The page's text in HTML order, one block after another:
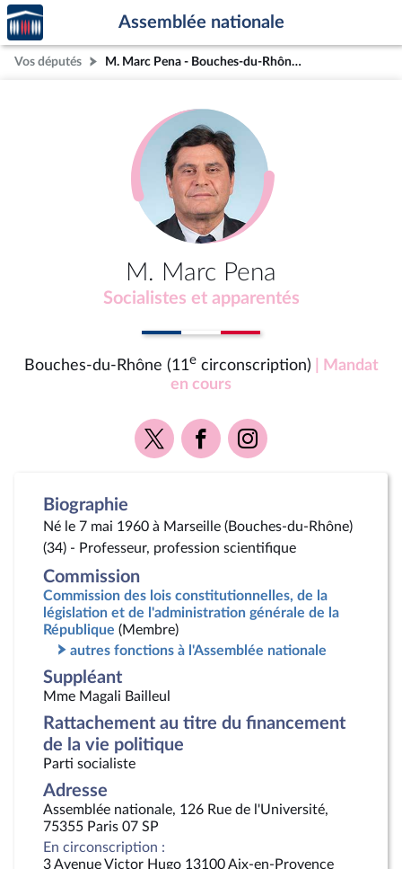
Aller au contenu
Aller en bas de la page
Accèder
à la
page
d'accueil
Assemblée nationale
Vos députés M. Marc Pena - Bouches-du-Rhône (11e circonscription)
M. Marc Pena
Socialistes et apparentés
Bouches-du-Rhône (11ecirconscription)
| Mandat
en cours
Voir
la
Voir
la
Voir
la
Biographie
Né le 7 mai 1960 à Marseille (Bouches-du-Rhône)
(34) - Professeur, profession scientifique
Commission
Commission des lois constitutionnelles, de la
législation et de l'administration générale de la
République (Membre)
autres fonctions à l'Assemblée nationale
Suppléant
Mme Magali Bailleul
Rattachement au titre du financement
de la vie politique
Parti socialiste
Adresse
Assemblée nationale, 126 Rue de l'Université,
75355 Paris 07 SP
En circonscription :
3 Avenue Victor Hugo 13100 Aix-en-Provence